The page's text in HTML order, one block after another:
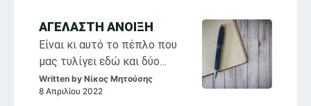
αφιέρωμα μνήμης με την
υποστήριξη του π², το οποίο
θα διαρκέσει κατά τους
μήνες Ιούνιο και Ιούλιο.
ΑΓΕΛΑΣΤΗ ΑΝΟΙΞΗ
Είναι κι αυτό το πέπλο που
μας τυλίγει εδώ και δύο
χρόνια και δε λέει να φύγει,
είναι κι αυτές οι νεραντζιές
Written by Νίκος Μητούσης
8 Απριλίου 2022